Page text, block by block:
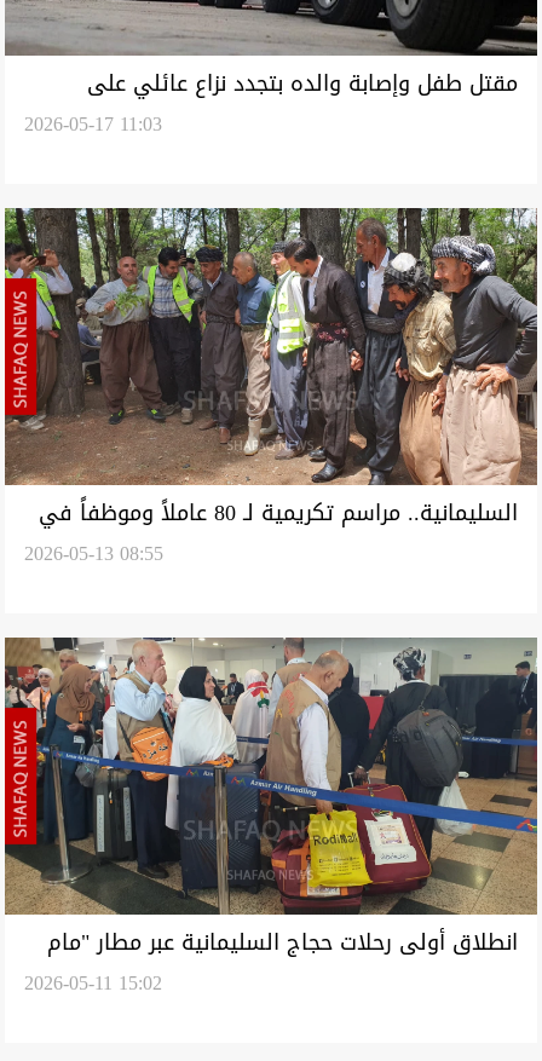
مقتل طفل وإصابة والده بتجدد نزاع عائلي على
2026-05-17 11:03
السليمانية.. مراسم تكريمية لـ 80 عاملاً وموظفاً في
2026-05-13 08:55
انطلاق أولى رحلات حجاج السليمانية عبر مطار "مام
2026-05-11 15:02